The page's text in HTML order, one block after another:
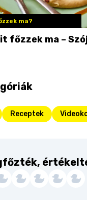
ma?
főzzek ma –
Receptek